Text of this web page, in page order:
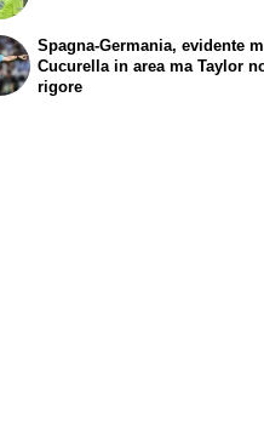
Spagna-Germania, evidente
Cucurella in area ma Taylor
rigore